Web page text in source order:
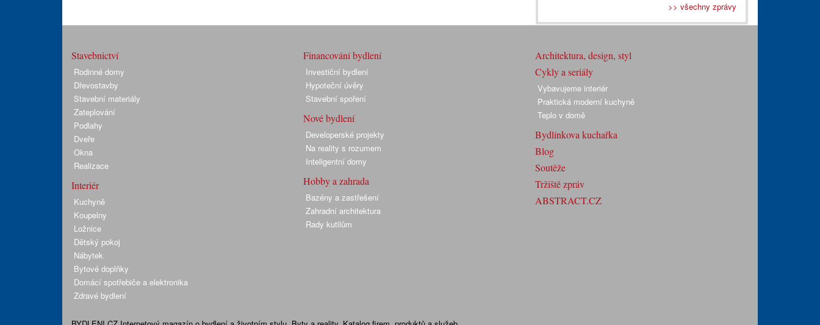
>> všechny zprávy
Stavebnictví
Rodinné domy
Dřevostavby
Stavební materiály
Zateplování
Podlahy
Dveře
Okna
Realizace
Interiér
Kuchyně
Koupelny
Ložnice
Dětský pokoj
Nábytek
Bytové doplňky
Domácí spotřebiče a elektronika
Zdravé bydlení
Financování bydlení
Investiční bydlení
Hypoteční úvěry
Stavební spoření
Nové bydlení
Developerské projekty
Na reality s rozumem
Inteligentní domy
Hobby a zahrada
Bazény a zastřešení
Zahradní architektura
Rady kutilům
Architektura, design, styl
Cykly a seriály
Vybavujeme interiér
Praktická moderní kuchyně
Teplo v domě
Bydlínkova kuchařka
Blog
Soutěže
Tržiště zpráv
ABSTRACT.CZ